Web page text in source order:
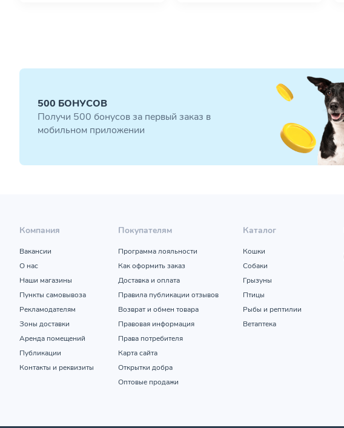
500 БОНУСОВ
Получи 500 бонусов за первый заказ в
мобильном приложении
Компания
Вакансии
О нас
Наши магазины
Пункты самовывоза
Рекламодателям
Зоны доставки
Аренда помещений
Публикации
Контакты и реквизиты
Покупателям
Программа лояльности
Как оформить заказ
Доставка и оплата
Правила публикации отзывов
Возврат и обмен товара
Правовая информация
Права потребителя
Карта сайта
Открытки добра
Оптовые продажи
Каталог
Кошки
Собаки
Грызуны
Птицы
Рыбы и рептилии
Ветаптека